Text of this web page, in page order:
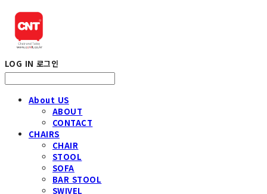
LOG IN 로그인
About US
ABOUT
CONTACT
CHAIRS
CHAIR
STOOL
SOFA
BAR STOOL
SWIVEL